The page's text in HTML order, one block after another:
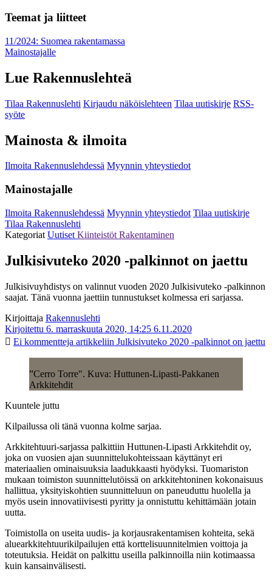
Teemat ja liitteet
11/2024: Suomea rakentamassa
Mainostajalle
Lue Rakennuslehteä
Tilaa Rakennuslehti Kirjaudu näköislehteen Tilaa uutiskirje RSS-
syöte
Mainosta & ilmoita
Ilmoita Rakennuslehdessä Myynnin yhteystiedot
Mainostajalle
Ilmoita Rakennuslehdessä Myynnin yhteystiedot Tilaa uutiskirje
Tilaa Rakennuslehti
Kategoriat Uutiset Kiinteistöt Rakentaminen
Julkisivuteko 2020 -palkinnot on jaettu
Julkisivuyhdistys on valinnut vuoden 2020 Julkisivuteko -palkinnon
saajat. Tänä vuonna jaettiin tunnustukset kolmessa eri sarjassa.
Kirjoittaja Rakennuslehti
Kirjoitettu 6. marraskuuta 2020, 14:25 6.11.2020
Ei kommentteja artikkeliin Julkisivuteko 2020 -palkinnot on jaettu
”Cerro Torre". Kuva: Huttunen-Lipasti-Pakkanen
Arkkitehdit
Kuuntele juttu
Kilpailussa oli tänä vuonna kolme sarjaa.
Arkkitehtuuri-sarjassa palkittiin Huttunen-Lipasti Arkkitehdit oy,
joka on vuosien ajan suunnittelukohteissaan käyttänyt eri
materiaalien ominaisuuksia laadukkaasti hyödyksi. Tuomariston
mukaan toimiston suunnittelutöissä on arkkitehtoninen kokonaisuus
hallittua, yksityiskohtien suunnitteluun on paneuduttu huolella ja
myös usein innovatiivisesti pyritty ja onnistuttu kehittämään jotain
uutta.
Toimistolla on useita uudis- ja korjausrakentamisen kohteita, sekä
aluearkkitehtuurikilpailujen että korttelisuunnitelmien voittoja ja
toteutuksia. Heidät on palkittu useilla palkinnoilla niin kotimaassa
kuin kansainvälisesti.